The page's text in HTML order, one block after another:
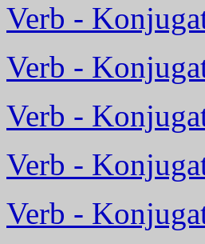
Verb -
Verb -
Verb -
Verb -
Verb -